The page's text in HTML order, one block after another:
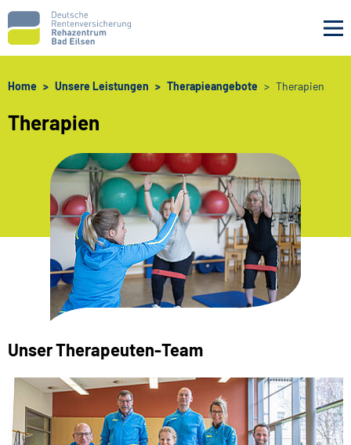
Navigation überspringen
Home Unsere Leistungen Therapieangebote Therapien
Therapien
Unser Therapeuten-Team